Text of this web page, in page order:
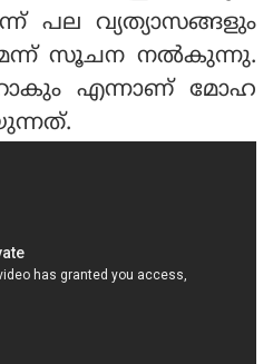
പല വ്യത്യാസങ്ങളും
സൂചന നല്‍കുന്നു.
എന്നാണ് മോഹ